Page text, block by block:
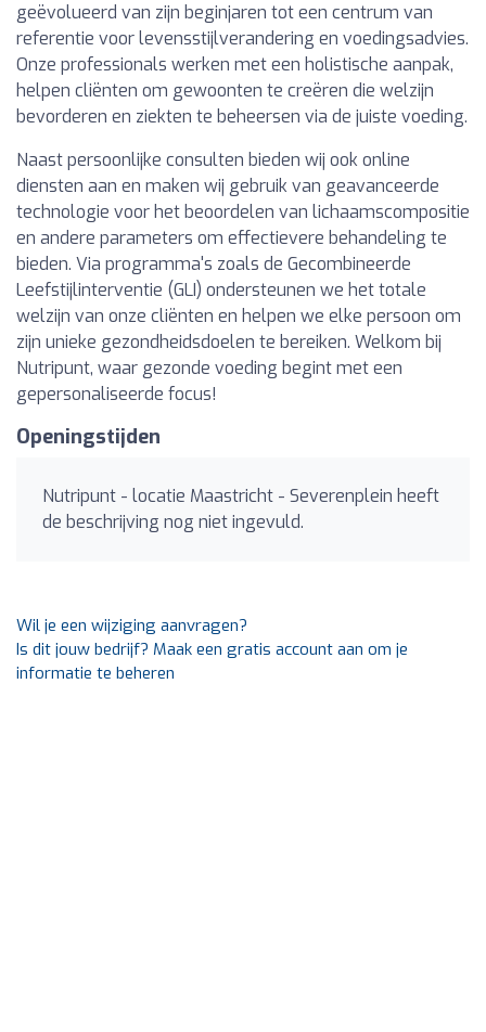
geëvolueerd van zijn beginjaren tot een centrum van
referentie voor levensstijlverandering en voedingsadvies.
Onze professionals werken met een holistische aanpak,
helpen cliënten om gewoonten te creëren die welzijn
bevorderen en ziekten te beheersen via de juiste voeding.
Naast persoonlijke consulten bieden wij ook online
diensten aan en maken wij gebruik van geavanceerde
technologie voor het beoordelen van lichaamscompositie
en andere parameters om effectievere behandeling te
bieden. Via programma's zoals de Gecombineerde
Leefstijlinterventie (GLI) ondersteunen we het totale
welzijn van onze cliënten en helpen we elke persoon om
zijn unieke gezondheidsdoelen te bereiken. Welkom bij
Nutripunt, waar gezonde voeding begint met een
gepersonaliseerde focus!
Openingstijden
Nutripunt - locatie Maastricht - Severenplein heeft
de beschrijving nog niet ingevuld.
Wil je een wijziging aanvragen?
Is dit jouw bedrijf? Maak een gratis account aan om je
informatie te beheren